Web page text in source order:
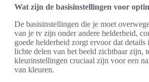
Wat zijn de basisinstellingen voor
De basisinstellingen die je moet
van je tv zijn onder andere helderheid,
goede helderheid zorgt ervoor dat
lichte delen van het beeld zichtbaar zijn,
kleurinstellingen cruciaal zijn voor een
van kleuren.